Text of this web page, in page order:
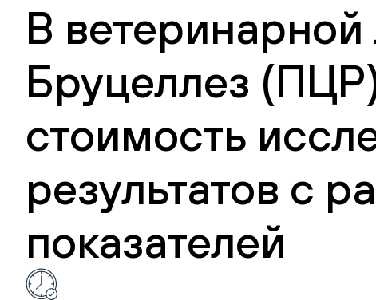
В
Бруцеллез
стоимость
результатов с
показателей